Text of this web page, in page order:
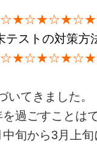
テストの対策方
てきました。
過ごすことは
旬から3月上